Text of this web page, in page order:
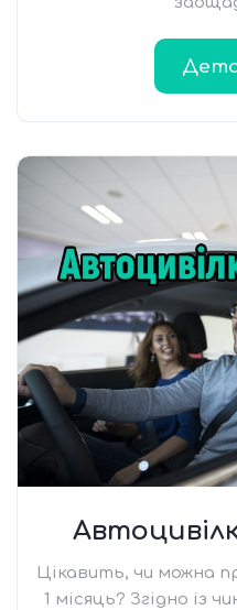
Цікавить, чи можна
1 місяць? Згідно із